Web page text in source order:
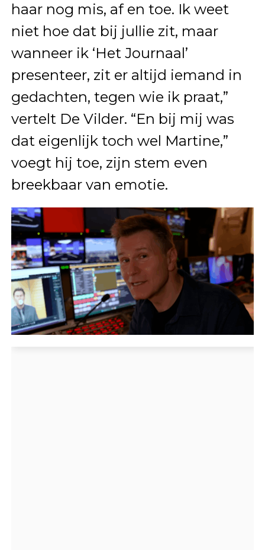
haar nog mis, af en toe. Ik weet
niet hoe dat bij jullie zit, maar
wanneer ik ‘Het Journaal’
presenteer, zit er altijd iemand in
gedachten, tegen wie ik praat,”
vertelt De Vilder. “En bij mij was
dat eigenlijk toch wel Martine,”
voegt hij toe, zijn stem even
breekbaar van emotie.